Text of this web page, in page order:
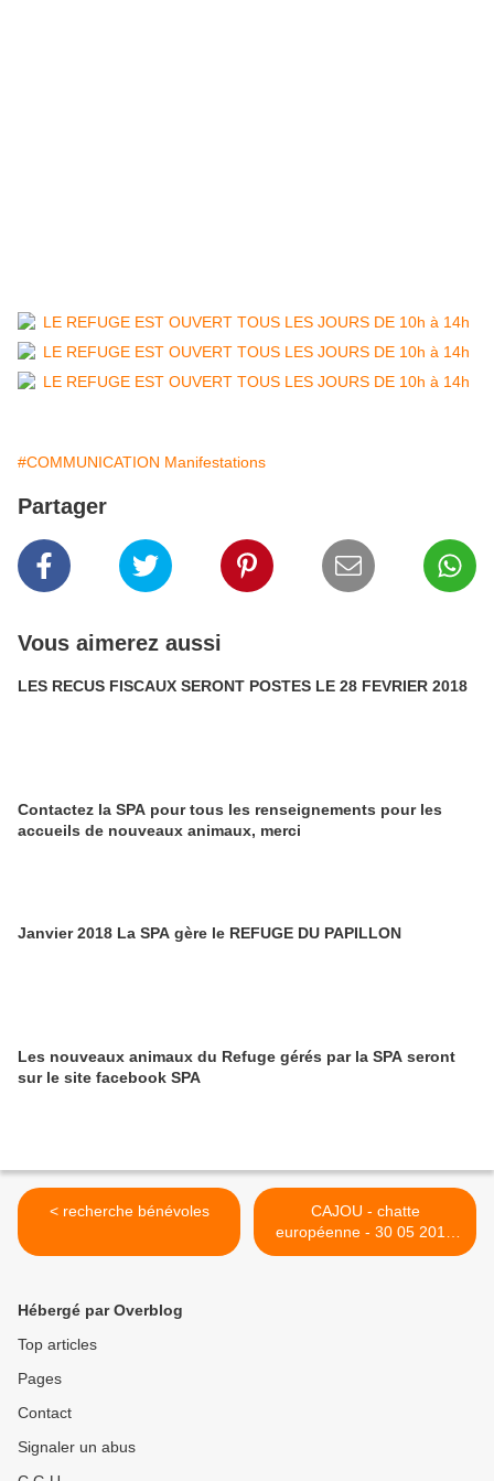
#COMMUNICATION Manifestations
Partager
Vous aimerez aussi
LES RECUS FISCAUX SERONT POSTES LE 28 FEVRIER 2018
Contactez la SPA pour tous les renseignements pour les
accueils de nouveaux animaux, merci
Janvier 2018 La SPA gère le REFUGE DU PAPILLON
Les nouveaux animaux du Refuge gérés par la SPA seront
sur le site facebook SPA
< recherche bénévoles
CAJOU - chatte
européenne - 30 05 2016
transférée au Refuge SPA
Hébergé par Overblog
Top articles
Pages
Contact
Signaler un abus